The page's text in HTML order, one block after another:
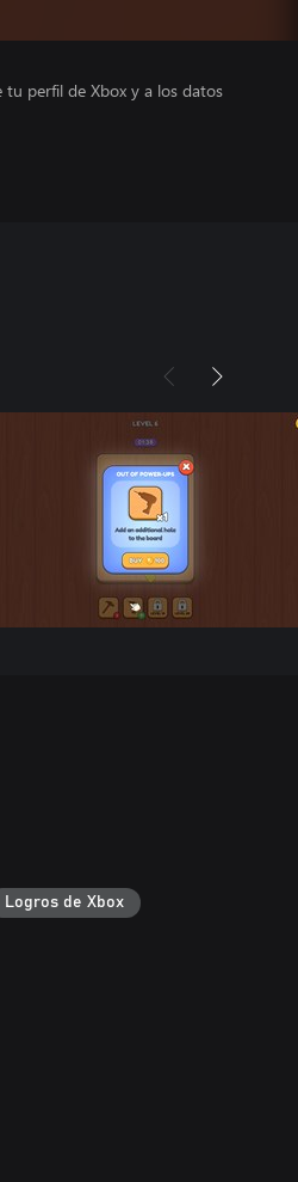
tu perfil de Xbox y a los datos
Logros de Xbox